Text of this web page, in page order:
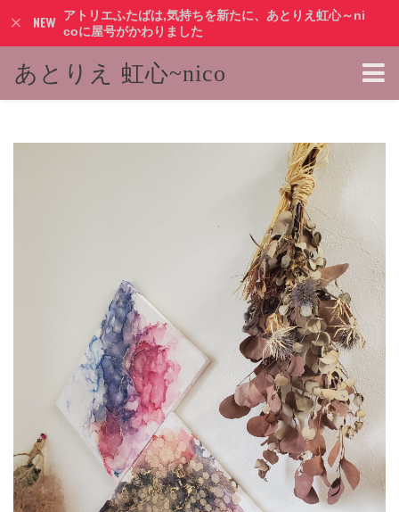
アトリエふたばは,気持ちを新たに、あとりえ虹心～ni
coに屋号がかわりました
あとりえ 虹心~nico